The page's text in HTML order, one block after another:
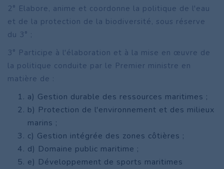
2° Elabore, anime et coordonne la politique de l'eau
et de la protection de la biodiversité, sous réserve
du 3° ;
3° Participe à l'élaboration et à la mise en œuvre de
la politique conduite par le Premier ministre en
matière de :
a) Gestion durable des ressources maritimes ;
b) Protection de l'environnement et des milieux
marins ;
c) Gestion intégrée des zones côtières ;
d) Domaine public maritime ;
e) Développement de sports maritimes